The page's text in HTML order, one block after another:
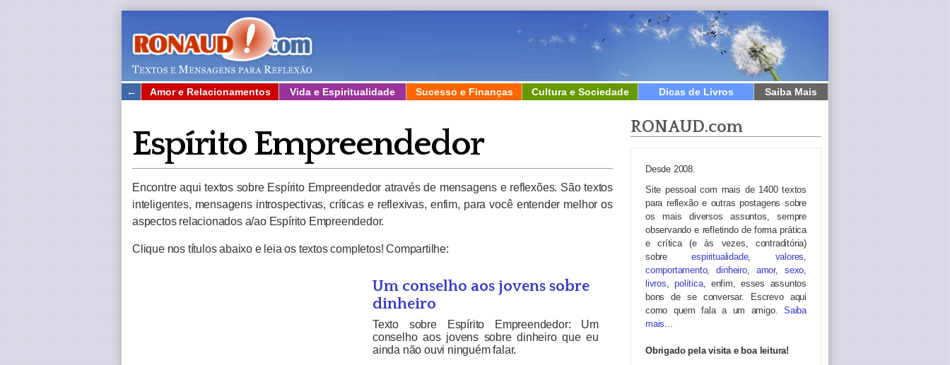
← Amor e Relacionamentos Vida e Espiritualidade Sucesso e Finanças Cultura e Sociedade Dicas de Livros Saiba Mais
Espírito Empreendedor
Encontre aqui textos sobre Espírito Empreendedor através de mensagens e reflexões. São textos
inteligentes, mensagens introspectivas, críticas e reflexivas, enfim, para você entender melhor os
aspectos relacionados a/ao Espírito Empreendedor.
Clique nos títulos abaixo e leia os textos completos! Compartilhe:
Um conselho aos jovens sobre
dinheiro
Texto sobre Espírito Empreendedor: Um
conselho aos jovens sobre dinheiro que eu
ainda não ouvi ninguém falar.
RONAUD.com
Desde 2008.
Site pessoal com mais de 1400 textos
para reflexão e outras postagens sobre
os mais diversos assuntos, sempre
observando e refletindo de forma prática
e crítica (e às vezes, contraditória)
sobreespiritualidade, valores,
comportamento,dinheiro, amor, sexo,
livros,política, enfim, esses assuntos
bons de se conversar. Escrevo aqui
como quem fala a um amigo. Saiba
mais...
Obrigado pela visita e boa leitura!